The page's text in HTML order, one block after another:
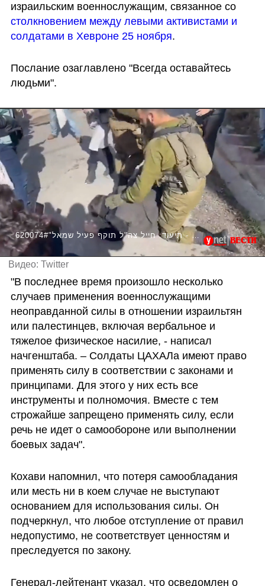
израильским военнослужащим, связанное со
столкновением между левыми активистами и
солдатами в Хевроне 25 ноября.
Послание озаглавлено "Всегда оставайтесь
людьми".
620074#"שמאלנים אני אשבור לכם את הצורה" - תיעוד: חייל צה''ל תוקף פעיל שמאל
Видео: Twitter
"В последнее время произошло несколько
случаев применения военнослужащими
неоправданной силы в отношении израильтян
или палестинцев, включая вербальное и
тяжелое физическое насилие, - написал
начгенштаба. – Солдаты ЦАХАЛа имеют право
применять силу в соответствии с законами и
принципами. Для этого у них есть все
инструменты и полномочия. Вместе с тем
строжайше запрещено применять силу, если
речь не идет о самообороне или выполнении
боевых задач".
Кохави напомнил, что потеря самообладания
или месть ни в коем случае не выступают
основанием для использования силы. Он
подчеркнул, что любое отступление от правил
недопустимо, не соответствует ценностям и
преследуется по закону.
Генерал-лейтенант указал, что осведомлен о